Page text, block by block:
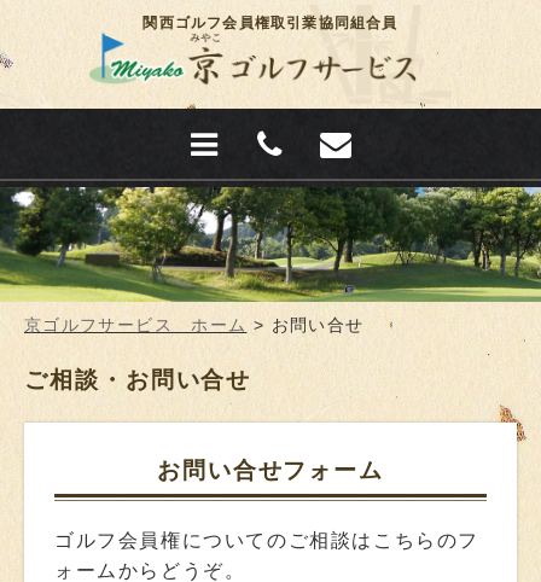
関西ゴルフ会員権取引業協同組合員
京ゴルフサービス ホーム > お問い合せ
ご相談・お問い合せ
お問い合せフォーム
ゴルフ会員権についてのご相談はこちらのフ
ォームからどうぞ。